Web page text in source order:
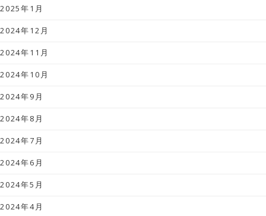
2025年1月
2024年12月
2024年11月
2024年10月
2024年9月
2024年8月
2024年7月
2024年6月
2024年5月
2024年4月